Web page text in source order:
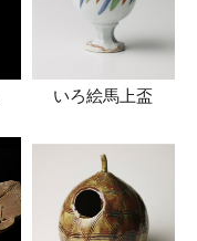
いろ絵馬上盃